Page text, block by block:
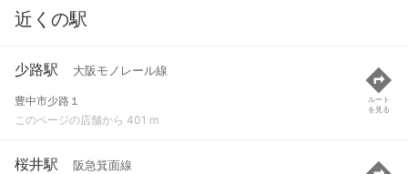
近くの駅
少路駅 大阪モノレール線
豊中市少路１
このページの店舗から 401 m
ルート
を見る
桜井駅 阪急箕面線